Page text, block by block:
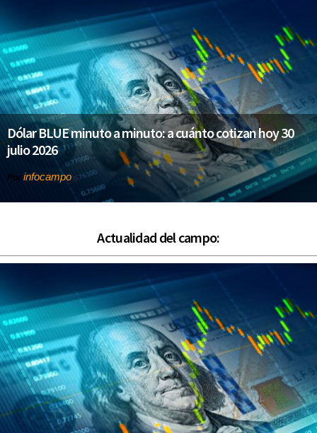
Dólar BLUE minuto a minuto: a cuánto cotizan hoy 30
julio 2026
Por infocampo
Actualidad del campo: